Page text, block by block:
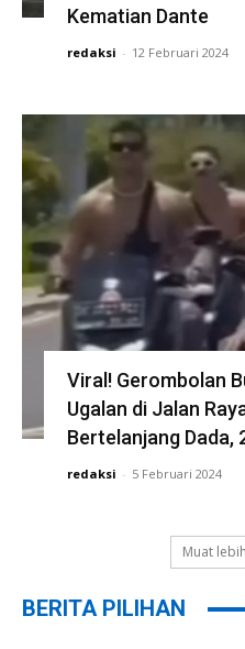
Kematian Dante
redaksi - 12 Februari 2024
Viral! Gerombolan
Ugalan di Jalan
Bertelanjang Dada,
redaksi - 5 Februari 2024
Muat
BERITA PILIHAN